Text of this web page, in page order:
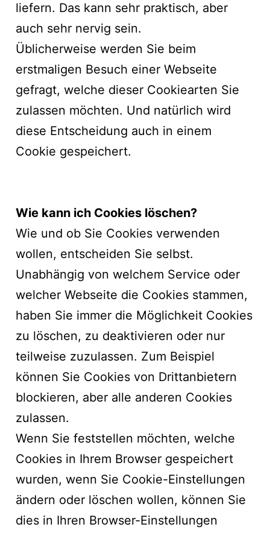
liefern. Das kann sehr praktisch, aber
auch sehr nervig sein.
Üblicherweise werden Sie beim
erstmaligen Besuch einer Webseite
gefragt, welche dieser Cookiearten Sie
zulassen möchten. Und natürlich wird
diese Entscheidung auch in einem
Cookie gespeichert.
Wie kann ich Cookies löschen?
Wie und ob Sie Cookies verwenden
wollen, entscheiden Sie selbst.
Unabhängig von welchem Service oder
welcher Webseite die Cookies stammen,
haben Sie immer die Möglichkeit Cookies
zu löschen, zu deaktivieren oder nur
teilweise zuzulassen. Zum Beispiel
können Sie Cookies von Drittanbietern
blockieren, aber alle anderen Cookies
zulassen.
Wenn Sie feststellen möchten, welche
Cookies in Ihrem Browser gespeichert
wurden, wenn Sie Cookie-Einstellungen
ändern oder löschen wollen, können Sie
dies in Ihren Browser-Einstellungen